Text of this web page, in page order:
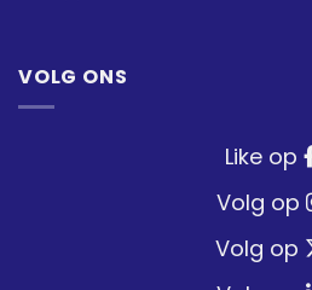
VOLG ONS
Like op
Volg op
Volg op